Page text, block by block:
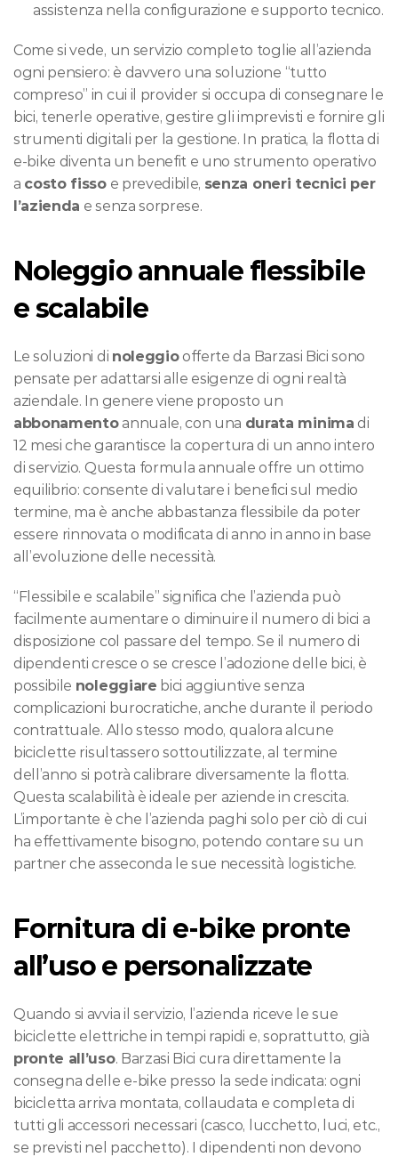
assistenza nella configurazione e supporto tecnico.
Come si vede, un servizio completo toglie all’azienda
ogni pensiero: è davvero una soluzione “tutto
compreso” in cui il provider si occupa di consegnare le
bici, tenerle operative, gestire gli imprevisti e fornire gli
strumenti digitali per la gestione. In pratica, la flotta di
e-bike diventa un benefit e uno strumento operativo
a costo fisso e prevedibile, senza oneri tecnici per
l’azienda e senza sorprese.
Noleggio annuale flessibile
e scalabile
Le soluzioni di noleggio offerte da Barzasi Bici sono
pensate per adattarsi alle esigenze di ogni realtà
abbonamento annuale, con una durata minima di
12 mesi che garantisce la copertura di un anno intero
di servizio. Questa formula annuale offre un ottimo
equilibrio: consente di valutare i benefici sul medio
termine, ma è anche abbastanza flessibile da poter
essere rinnovata o modificata di anno in anno in base
all’evoluzione delle necessità.
“Flessibile e scalabile” significa che l’azienda può
facilmente aumentare o diminuire il numero di bici a
disposizione col passare del tempo. Se il numero di
dipendenti cresce o se cresce l’adozione delle bici, è
possibile noleggiare bici aggiuntive senza
complicazioni burocratiche, anche durante il periodo
contrattuale. Allo stesso modo, qualora alcune
biciclette risultassero sottoutilizzate, al termine
dell’anno si potrà calibrare diversamente la flotta.
Questa scalabilità è ideale per aziende in crescita.
L’importante è che l’azienda paghi solo per ciò di cui
ha effettivamente bisogno, potendo contare su un
partner che asseconda le sue necessità logistiche.
Fornitura di e-bike pronte
all’uso e personalizzate
Quando si avvia il servizio, l’azienda riceve le sue
pronte all’uso. Barzasi Bici cura direttamente la
consegna delle e-bike presso la sede indicata: ogni
bicicletta arriva montata, collaudata e completa di
tutti gli accessori necessari (casco, lucchetto, luci, etc.,
se previsti nel pacchetto). I dipendenti non devono